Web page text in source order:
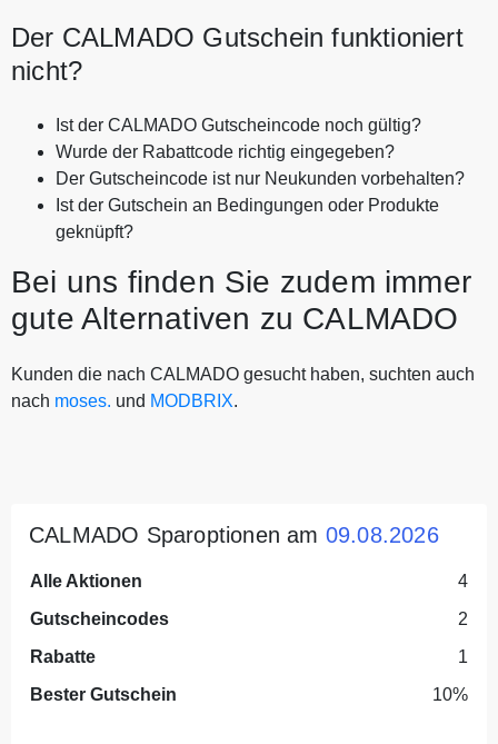
Der CALMADO Gutschein funktioniert
nicht?
Ist der CALMADO Gutscheincode noch gültig?
Wurde der Rabattcode richtig eingegeben?
Der Gutscheincode ist nur Neukunden vorbehalten?
Ist der Gutschein an Bedingungen oder Produkte
geknüpft?
Bei uns finden Sie zudem immer
gute Alternativen zu CALMADO
Kunden die nach CALMADO gesucht haben, suchten auch
nach moses. und MODBRIX.
CALMADO Sparoptionen am 09.08.2026
Alle Aktionen
4
Gutscheincodes
2
Rabatte
1
Bester Gutschein
10%